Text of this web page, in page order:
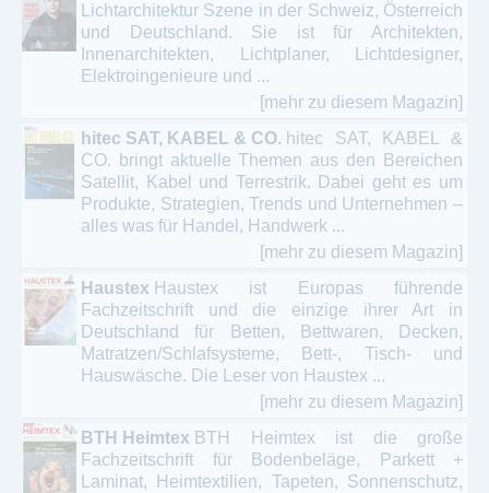
Lichtarchitektur Szene in der Schweiz, Österreich
und Deutschland. Sie ist für Architekten,
Innenarchitekten, Lichtplaner, Lichtdesigner,
Elektroingenieure und ...
[mehr zu diesem Magazin]
hitec SAT, KABEL & CO. hitec SAT, KABEL &
CO. bringt aktuelle Themen aus den Bereichen
Satellit, Kabel und Terrestrik. Dabei geht es um
Produkte, Strategien, Trends und Unternehmen –
alles was für Handel, Handwerk ...
[mehr zu diesem Magazin]
Haustex Haustex ist Europas führende
Fachzeitschrift und die einzige ihrer Art in
Deutschland für Betten, Bettwaren, Decken,
Matratzen/Schlafsysteme, Bett-, Tisch- und
Hauswäsche. Die Leser von Haustex ...
[mehr zu diesem Magazin]
BTH Heimtex BTH Heimtex ist die große
Fachzeitschrift für ­Bodenbeläge, Parkett +
Laminat, Heim­textilien, Tapeten, Sonnenschutz,